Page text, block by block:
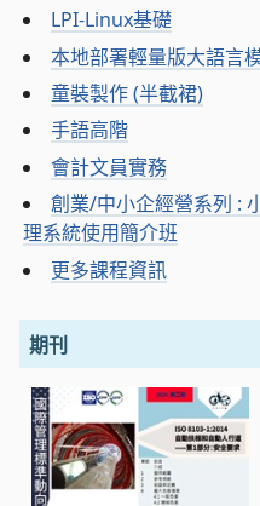
LPI-Linux基礎
本地部署輕量版大語言
童裝製作 (半截裙)
手語高階
會計文員實務
創業/中小企經營系列 :
理系統使用簡介班
更多課程資訊
期刊